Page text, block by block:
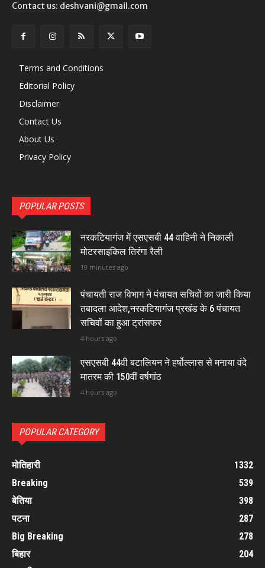
Contact us: deshvani@gmail.com
Terms and Conditions
Editorial Policy
Disclaimer
Contact Us
About Us
Privacy Policy
POPULAR POSTS
नरकटियागंज में एसएसबी 44 वाहिनी ने निकाली
मोटरसाइकिल तिरंगा रैली
19 minutes ago
पंचायती राज विभाग ने पंचायत सचिवों का जारी किया
तबादला आदेश,नरकटियागंज प्रखंड के 6 पंचायत
सचिवों का हुआ ट्रांसफर
4 hours ago
एसएसबी 44वी बटालियन ने हर्षोल्लास से मनाया वंदे
मातरम की 150वीं वर्षगांठ
4 hours ago
POPULAR CATEGORY
मोतिहारी
1332
Breaking
539
बेतिया
398
पटना
287
Big Breaking
278
बिहार
204